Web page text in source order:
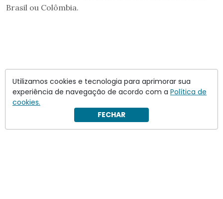
Brasil ou Colômbia.
Utilizamos cookies e tecnologia para aprimorar sua
experiência de navegação de acordo com a Política de
cookies.
FECHAR